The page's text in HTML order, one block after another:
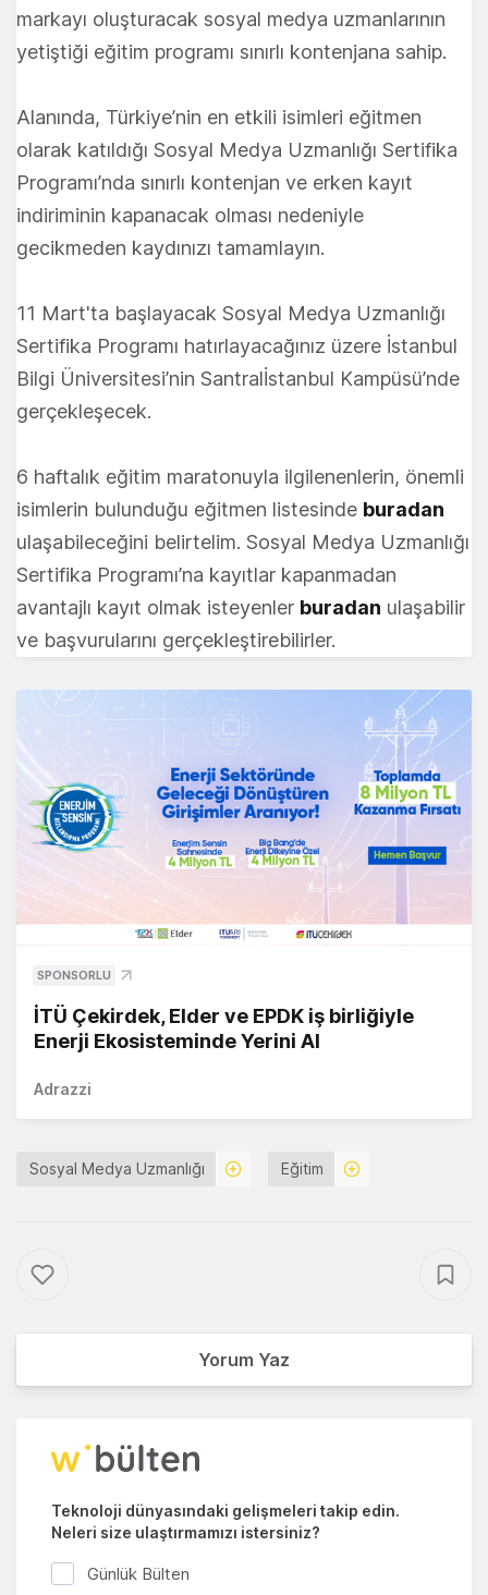
markayı oluşturacak sosyal medya uzmanlarının
yetiştiği eğitim programı sınırlı kontenjana sahip.
Alanında, Türkiye’nin en etkili isimleri eğitmen
olarak katıldığı Sosyal Medya Uzmanlığı Sertifika
Programı’nda sınırlı kontenjan ve erken kayıt
indiriminin kapanacak olması nedeniyle
gecikmeden kaydınızı tamamlayın.
11 Mart'ta başlayacak Sosyal Medya Uzmanlığı
Sertifika Programı hatırlayacağınız üzere İstanbul
Bilgi Üniversitesi’nin Santralİstanbul Kampüsü’nde
gerçekleşecek.
6 haftalık eğitim maratonuyla ilgilenenlerin, önemli
isimlerin bulunduğu eğitmen listesinde buradan
ulaşabileceğini belirtelim. Sosyal Medya Uzmanlığı
Sertifika Programı’na kayıtlar kapanmadan
avantajlı kayıt olmak isteyenler buradan ulaşabilir
ve başvurularını gerçekleştirebilirler.
SPONSORLU
İTÜ Çekirdek, Elder ve EPDK iş birliğiyle
Enerji Ekosisteminde Yerini Al
Adrazzi
Sosyal Medya Uzmanlığı Eğitim
Yorum Yaz
Teknoloji dünyasındaki gelişmeleri takip edin.
Neleri size ulaştırmamızı istersiniz?
Günlük Bülten